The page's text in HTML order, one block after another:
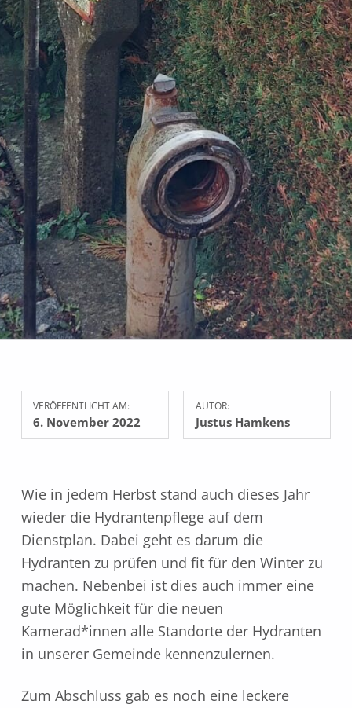
VERÖFFENTLICHT AM:
6. November 2022
AUTOR:
Justus Hamkens
Wie in jedem Herbst stand auch dieses Jahr
wieder die Hydrantenpflege auf dem
Dienstplan. Dabei geht es darum die
Hydranten zu prüfen und fit für den Winter zu
machen. Nebenbei ist dies auch immer eine
gute Möglichkeit für die neuen
Kamerad*innen alle Standorte der Hydranten
in unserer Gemeinde kennenzulernen.
Zum Abschluss gab es noch eine leckere